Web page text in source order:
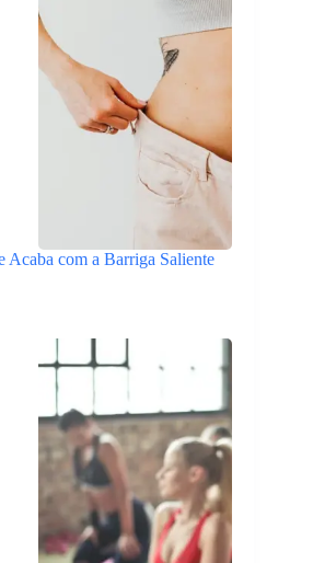
Acaba com a Barriga Saliente